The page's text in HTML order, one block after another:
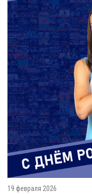
19 февраля 2026